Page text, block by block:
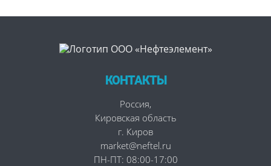
КОНТАКТЫ
Россия,
Кировская область
г. Киров
market@neftel.ru
ПН-ПТ: 08:00-17:00